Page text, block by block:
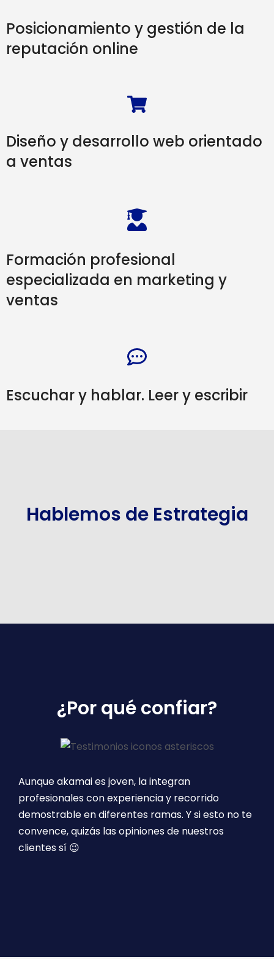
Posicionamiento y gestión de la
reputación online
Diseño y desarrollo web orientado
a ventas
Formación profesional
especializada en marketing y
ventas
Escuchar y hablar. Leer y escribir
Hablemos de Estrategia
¿Por qué confiar?
Aunque akamai es joven, la integran
profesionales con experiencia y recorrido
demostrable en diferentes ramas. Y si esto no te
convence, quizás las opiniones de nuestros
clientes sí 😉